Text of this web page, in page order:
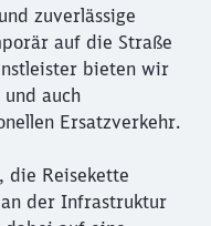
zuverlässige
auf die Straße
bieten wir
auch
Ersatzverkehr.
die Reisekette
der Infrastruktur